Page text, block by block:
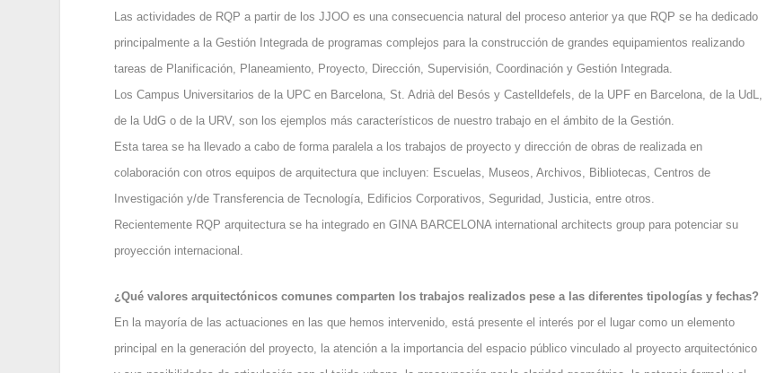
Las actividades de RQP a partir de los JJOO es una consecuencia natural del proceso anterior ya que RQP se ha dedicado
principalmente a la Gestión Integrada de programas complejos para la construcción de grandes equipamientos realizando
tareas de Planificación, Planeamiento, Proyecto, Dirección, Supervisión, Coordinación y Gestión Integrada.
Los Campus Universitarios de la UPC en Barcelona, St. Adrià del Besós y Castelldefels, de la UPF en Barcelona, de la UdL,
de la UdG o de la URV, son los ejemplos más característicos de nuestro trabajo en el ámbito de la Gestión.
Esta tarea se ha llevado a cabo de forma paralela a los trabajos de proyecto y dirección de obras de realizada en
colaboración con otros equipos de arquitectura que incluyen: Escuelas, Museos, Archivos, Bibliotecas, Centros de
Investigación y/de Transferencia de Tecnología, Edificios Corporativos, Seguridad, Justicia, entre otros.
Recientemente RQP arquitectura se ha integrado en GINA BARCELONA international architects group para potenciar su
proyección internacional.
¿Qué valores arquitectónicos comunes comparten los trabajos realizados pese a las diferentes tipologías y fechas?
En la mayoría de las actuaciones en las que hemos intervenido, está presente el interés por el lugar como un elemento
principal en la generación del proyecto, la atención a la importancia del espacio público vinculado al proyecto arquitectónico